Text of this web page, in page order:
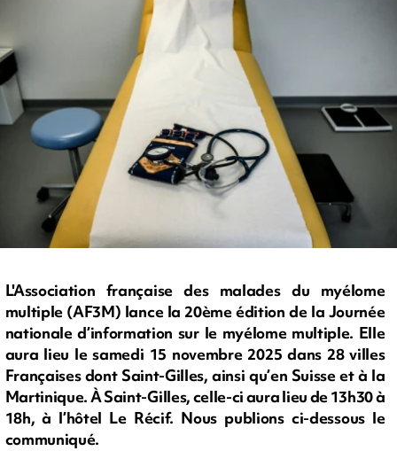
L'Association française des malades du myélome
multiple (AF3M) lance la 20ème édition de la Journée
nationale d’information sur le myélome multiple. Elle
aura lieu le samedi 15 novembre 2025 dans 28 villes
Françaises dont Saint-Gilles, ainsi qu’en Suisse et à la
Martinique. À Saint-Gilles, celle-ci aura lieu de 13h30 à
18h, à l’hôtel Le Récif. Nous publions ci-dessous le
communiqué.